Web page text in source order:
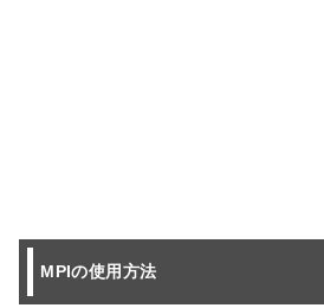
MPIの使用方法